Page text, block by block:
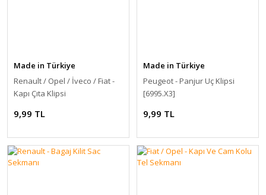
Made in Türkiye
Renault / Opel / İveco / Fiat -
Kapı Çıta Klipsi
9,99 TL
Made in Türkiye
Peugeot - Panjur Uç Klipsi
[6995.X3]
9,99 TL